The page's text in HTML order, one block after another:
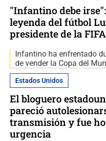
"Infantino debe
leyenda del fútbol
presidente de la FIFA
Infantino ha enfrentado
de vender la Copa del
Estados Unidos
El bloguero
pareció
transmisión y fue
urgencia